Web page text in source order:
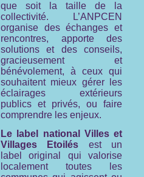
que soit la taille de la
collectivité. L’ANPCEN
organise des échanges et
rencontres, apporte des
solutions et des conseils,
gracieusement et
bénévolement, à ceux qui
souhaitent mieux gérer les
éclairages extérieurs
publics et privés, ou faire
comprendre les enjeux.
Le label national Villes et
Villages Etoilés est un
label original qui valorise
localement toutes les